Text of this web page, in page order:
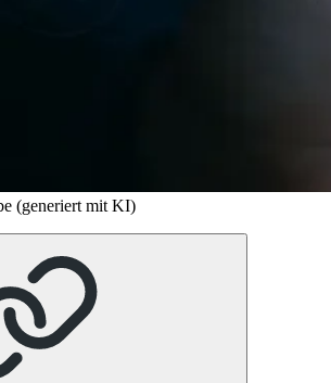
(generiert mit KI)